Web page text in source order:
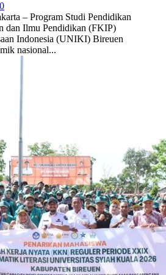
0
– Program Studi Pendidikan
dan Ilmu Pendidikan (FKIP)
Indonesia (UNIKI) Bireuen
nasional...